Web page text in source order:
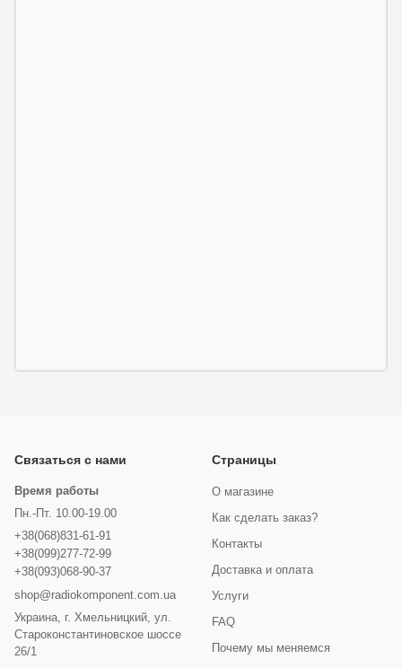
Связаться с нами
Время работы
Пн.-Пт. 10.00-19.00
+38(068)831-61-91
+38(099)277-72-99
+38(093)068-90-37
shop@radiokomponent.com.ua
Украина, г. Хмельницкий, ул.
Староконстантиновское шоссе
26/1
Страницы
О магазине
Как сделать заказ?
Контакты
Доставка и оплата
Услуги
FAQ
Почему мы меняемся